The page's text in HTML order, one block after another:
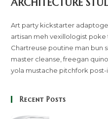
ARCHITECTURE
Art party kickstarter
artisan meh vexillologist poke
Chartreuse poutine man bun
master cleanse, freegan
yola mustache pitchfork post-
Recent Posts